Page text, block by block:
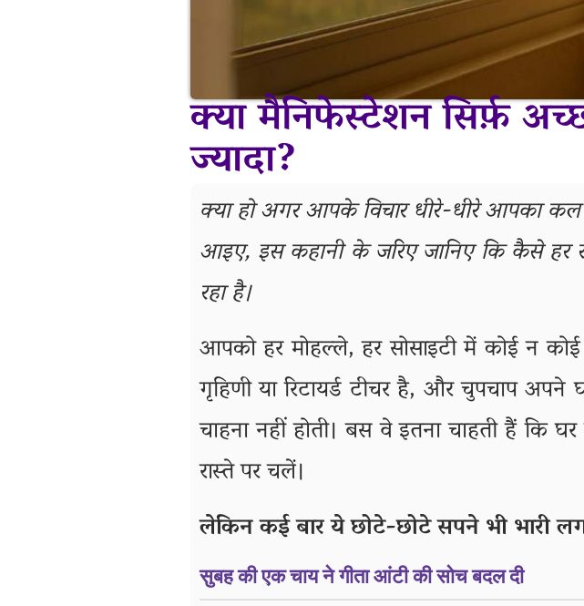
क्या मैनिफेस्टेशन सिर्फ़
ज्यादा?
क्या हो अगर आपके विचार धीरे-धीरे आपका कल
आइए, इस कहानी के जरिए जानिए कि कैसे
रहा है।
आपको हर मोहल्ले, हर सोसाइटी में कोई न
गृहिणी या रिटायर्ड टीचर है, और चुपचाप अपने
चाहना नहीं होती। बस वे इतना चाहती हैं कि
रास्ते पर चलें।
लेकिन कई बार ये छोटे-छोटे सपने भी भारी
सुबह की एक चाय ने गीता आंटी की सोच बदल दी